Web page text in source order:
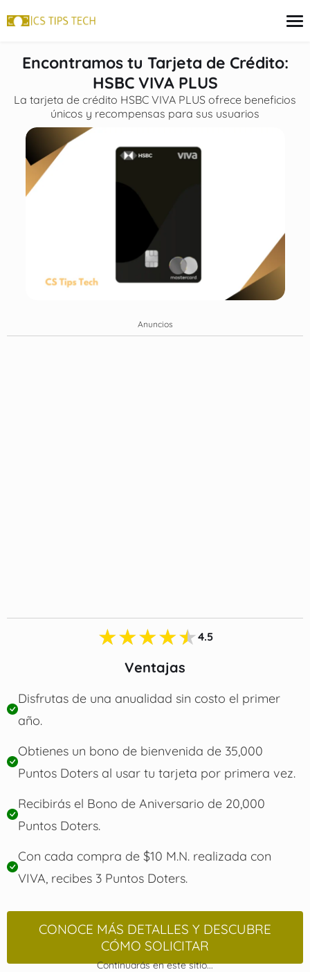
Tarjeta de crédito
Finanzas
Programas sociales
Inversiones
Préstamos
Encontramos tu Tarjeta de Crédito:
HSBC VIVA PLUS
La tarjeta de crédito HSBC VIVA PLUS ofrece beneficios
únicos y recompensas para sus usuarios
Anuncios
★★★★★
4.5
Ventajas
Disfrutas de una anualidad sin costo el primer
año.
Obtienes un bono de bienvenida de 35,000
Puntos Doters al usar tu tarjeta por primera vez.
Recibirás el Bono de Aniversario de 20,000
Puntos Doters.
Con cada compra de $10 M.N. realizada con
VIVA, recibes 3 Puntos Doters.
CONOCE MÁS DETALLES Y DESCUBRE
CÓMO SOLICITAR
Continuarás en este sitio...